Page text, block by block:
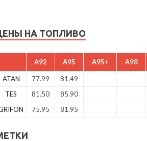
НА ТОПЛИВО
A92 A95 A95+ A98
ATAN 77.99 81.49
TES
81.50 85.90
75.95 81.95